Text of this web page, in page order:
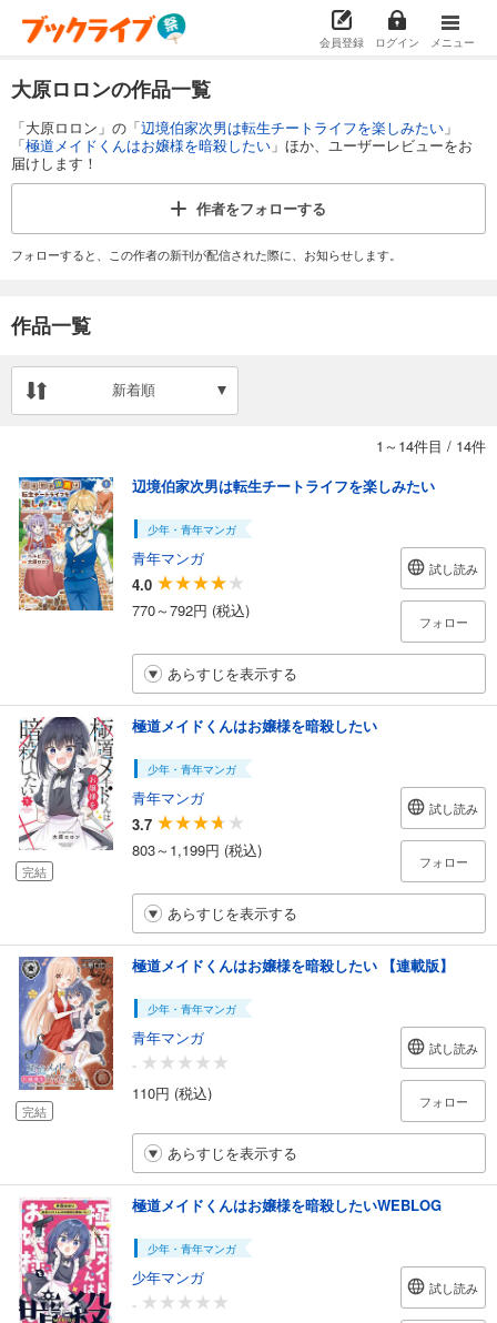
会員登録 ログイン メニュー
大原ロロンの作品一覧
「大原ロロン」の「辺境伯家次男は転生チートライフを楽しみたい 」
「極道メイドくんはお嬢様を暗殺したい 」ほか、ユーザーレビューをお
届けします！
作者をフォローする
フォローすると、この作者の新刊が配信された際に、お知らせします。
作品一覧
新着順
1～14件目 / 14件
辺境伯家次男は転生チートライフを楽しみたい
少年・青年マンガ
青年マンガ
4.0
770～792円 (税込)
試し読み
フォロー
あらすじを表示する
完結
極道メイドくんはお嬢様を暗殺したい
少年・青年マンガ
青年マンガ
3.7
803～1,199円 (税込)
試し読み
フォロー
あらすじを表示する
完結
極道メイドくんはお嬢様を暗殺したい 【連載版】
少年・青年マンガ
青年マンガ
-
110円 (税込)
試し読み
フォロー
あらすじを表示する
極道メイドくんはお嬢様を暗殺したいWEBLOG
少年・青年マンガ
少年マンガ
-
試し読み